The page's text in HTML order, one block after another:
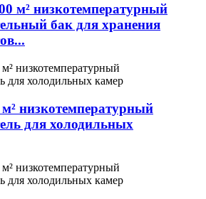
м² низкотемпературный
бак для хранения
низкотемпературный
для холодильных